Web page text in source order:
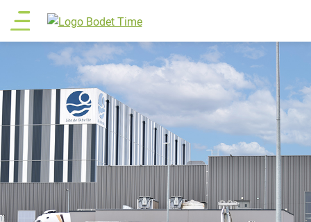
Aller
au
contenu
Main
menu